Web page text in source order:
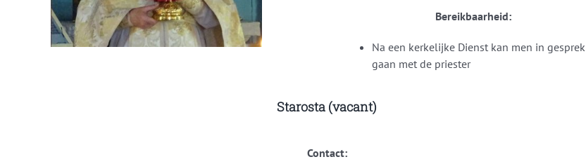
Bereikbaarheid:
Na een kerkelijke Dienst kan men in gesprek
gaan met de priester
Starosta (vacant)
Contact: